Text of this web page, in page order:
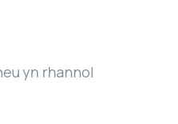
yn rhannol